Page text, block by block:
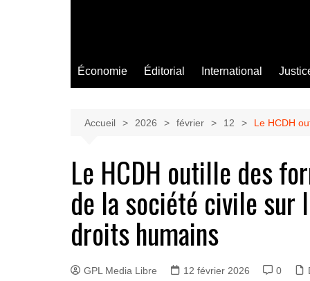
Économie Éditorial International
Accueil 2026 février 12 Le HCDH
Le HCDH outille des
de la société civile sur
droits humains
GPL Media Libre 12 février 2026 0